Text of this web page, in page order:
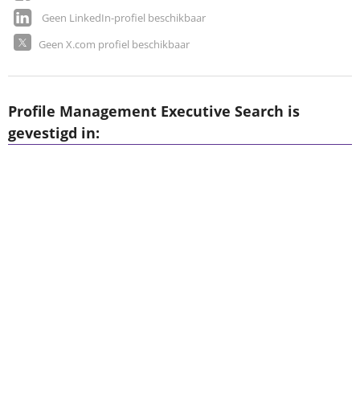
Geen LinkedIn-profiel beschikbaar
Geen X.com profiel beschikbaar
Profile Management Executive Search is
gevestigd in: